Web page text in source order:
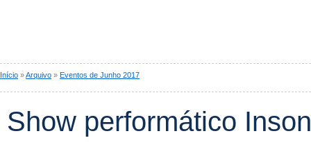
Início »Arquivo » Eventos de Junho 2017
Show performático